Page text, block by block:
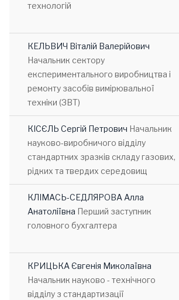
технологій
КЕЛЬВИЧ Віталій Валерійович
Начальник сектору
експериментального виробництва і
ремонту засобів вимірювальної
техніки (ЗВТ)
КІСЄЛЬ Сергій Петрович Начальник
науково-виробничого відділу
стандартних зразків складу газових,
рідких та твердих середовищ
КЛІМАСЬ-СЕДЛЯРОВА Алла
Анатоліївна Перший заступник
головного бухгалтера
КРИЦЬКА Євгенія Миколаївна
Начальник науково - технічного
відділу з стандартизації